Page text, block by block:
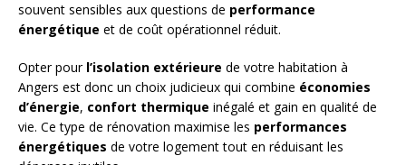
souvent sensibles aux questions de performance
énergétique et de coût opérationnel réduit.
Opter pour l’isolation extérieure de votre habitation à
Angers est donc un choix judicieux qui combine économies
d’énergie, confort thermique inégalé et gain en qualité de
vie. Ce type de rénovation maximise les performances
énergétiques de votre logement tout en réduisant les